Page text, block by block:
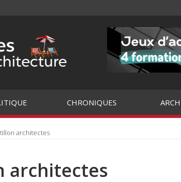
CHRONIQUES
architectes
architectes